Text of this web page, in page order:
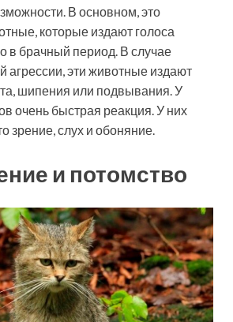
В основном, это
которые издают голоса
в брачный период. В случае
агрессии, эти животные издают
шипения или подвывания. У
очень быстрая реакция. У них
зрение, слух и обоняние.
и потомство